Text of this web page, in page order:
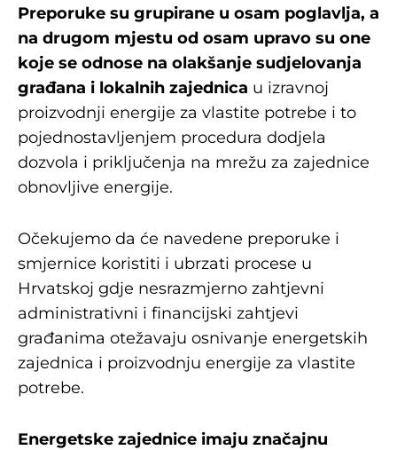
Preporuke su grupirane u osam poglavlja, a
na drugom mjestu od osam upravo su one
koje se odnose na olakšanje sudjelovanja
građana i lokalnih zajednica u izravnoj
proizvodnji energije za vlastite potrebe i to
pojednostavljenjem procedura dodjela
dozvola i priključenja na mrežu za zajednice
obnovljive energije.
Očekujemo da će navedene preporuke i
smjernice koristiti i ubrzati procese u
Hrvatskoj gdje nesrazmjerno zahtjevni
administrativni i financijski zahtjevi
građanima otežavaju osnivanje energetskih
zajednica i proizvodnju energije za vlastite
potrebe.
Energetske zajednice imaju značajnu